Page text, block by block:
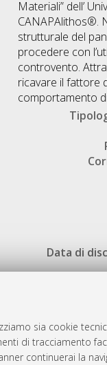
sia cookie
di tracciamento
continuerai la
Materiali” dell’
CANAPAlithos®.
strutturale del
procedere con
controvento.
ricavare il fattore
comportamento
Data di